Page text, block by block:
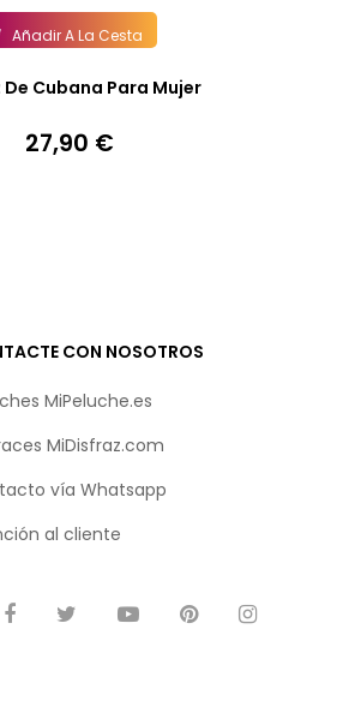
Añadir A La Cesta
Cubana Para Mujer
Precio
27,90 €
CON NOSOTROS
MiPeluche.es
MiDisfraz.com
vía Whatsapp
al cliente